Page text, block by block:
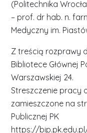
(Politechnika
– prof. dr hab. n.
Medyczny im.
Z treścią rozprawy
Bibliotece Głównej
Warszawskiej 24.
Streszczenie pracy
zamieszczone na
Publicznej PK
https://